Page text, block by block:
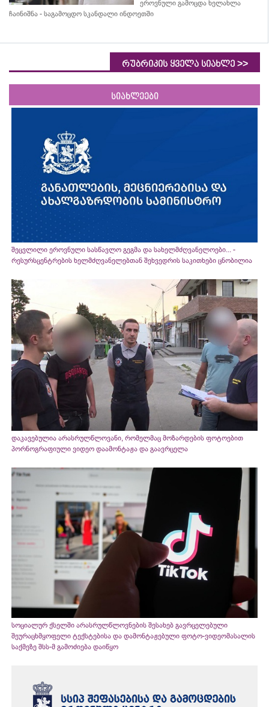
ეროვნული გამოცდა ხელახლა
ჩაინიშნა - საგამოცდო სკანდალი ინდოეთში
რუბრიკის ყველა სიახლე >>
სიახლეები
შეცვლილი ეროვნული სასწავლო გეგმა და სახელმძღვანელოები... -
რესურსცენტრების ხელმძღვანელებთან შეხვედრის საკითხები ცნობილია
დაკავებულია არასრულწლოვანი, რომელმაც მოზარდების ფოტოებით
პორნოგრაფიული ვიდეო დაამონტაჟა და გაავრცელა
სოციალურ ქსელში არასრულწლოვნების შესახებ გავრცელებული
შეურაცხმყოფელი ტექსტებისა და დამონტაჟებული ფოტო-ვიდეომასალის
საქმეზე შსს-მ გამოძიება დაიწყო